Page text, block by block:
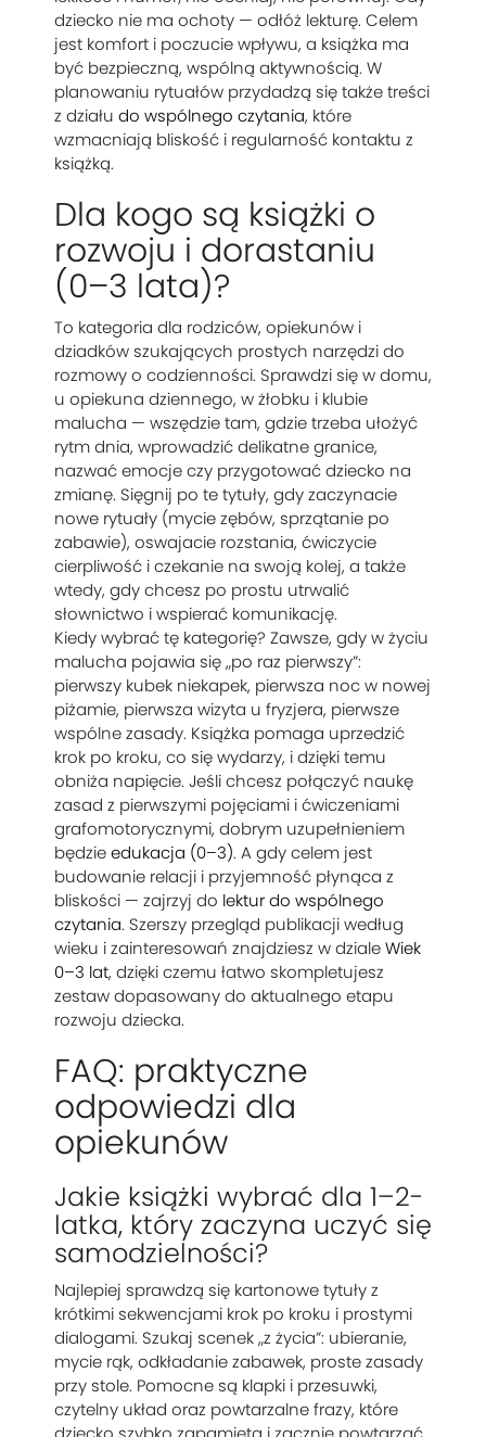
dziecko nie ma ochoty — odłóż lekturę. Celem
jest komfort i poczucie wpływu, a książka ma
być bezpieczną, wspólną aktywnością. W
planowaniu rytuałów przydadzą się także treści
z działu do wspólnego czytania, które
wzmacniają bliskość i regularność kontaktu z
książką.
Dla kogo są książki o
rozwoju i dorastaniu
(0–3 lata)?
To kategoria dla rodziców, opiekunów i
dziadków szukających prostych narzędzi do
rozmowy o codzienności. Sprawdzi się w domu,
u opiekuna dziennego, w żłobku i klubie
malucha — wszędzie tam, gdzie trzeba ułożyć
rytm dnia, wprowadzić delikatne granice,
nazwać emocje czy przygotować dziecko na
zmianę. Sięgnij po te tytuły, gdy zaczynacie
nowe rytuały (mycie zębów, sprzątanie po
zabawie), oswajacie rozstania, ćwiczycie
cierpliwość i czekanie na swoją kolej, a także
wtedy, gdy chcesz po prostu utrwalić
słownictwo i wspierać komunikację.
Kiedy wybrać tę kategorię? Zawsze, gdy w życiu
malucha pojawia się „po raz pierwszy”:
pierwszy kubek niekapek, pierwsza noc w nowej
piżamie, pierwsza wizyta u fryzjera, pierwsze
wspólne zasady. Książka pomaga uprzedzić
krok po kroku, co się wydarzy, i dzięki temu
obniża napięcie. Jeśli chcesz połączyć naukę
zasad z pierwszymi pojęciami i ćwiczeniami
grafomotorycznymi, dobrym uzupełnieniem
będzieedukacja (0–3). A gdy celem jest
budowanie relacji i przyjemność płynąca z
bliskości — zajrzyj do lektur do wspólnego
czytania. Szerszy przegląd publikacji według
wieku i zainteresowań znajdziesz w dzialeWiek
0–3 lat, dzięki czemu łatwo skompletujesz
zestaw dopasowany do aktualnego etapu
rozwoju dziecka.
FAQ: praktyczne
odpowiedzi dla
opiekunów
Jakie książki wybrać dla 1–2-
latka, który zaczyna uczyć się
samodzielności?
Najlepiej sprawdzą się kartonowe tytuły z
krótkimi sekwencjami krok po kroku i prostymi
dialogami. Szukaj scenek „z życia”: ubieranie,
mycie rąk, odkładanie zabawek, proste zasady
przy stole. Pomocne są klapki i przesuwki,
czytelny układ oraz powtarzalne frazy, które